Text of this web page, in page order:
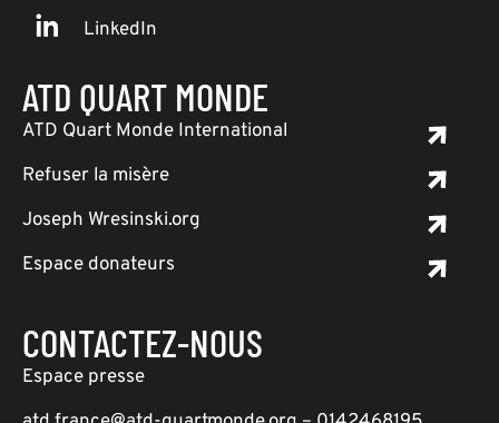
LinkedIn
ATD QUART MONDE
ATD Quart Monde International
Refuser la misère
Joseph Wresinski.org
Espace donateurs
CONTACTEZ-NOUS
Espace presse